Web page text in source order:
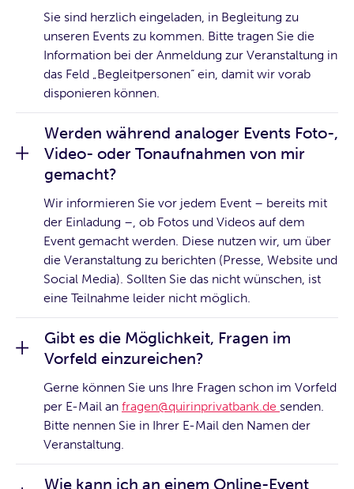
Sie sind herzlich eingeladen, in Begleitung zu
unseren Events zu kommen. Bitte tragen Sie die
Information bei der Anmeldung zur Veranstaltung in
das Feld „Begleitpersonen“ ein, damit wir vorab
disponieren können.
Werden während analoger Events Foto-,
Video- oder Tonaufnahmen von mir
gemacht?
Wir informieren Sie vor jedem Event – bereits mit
der Einladung –, ob Fotos und Videos auf dem
Event gemacht werden. Diese nutzen wir, um über
die Veranstaltung zu berichten (Presse, Website und
Social Media). Sollten Sie das nicht wünschen, ist
eine Teilnahme leider nicht möglich.
Gibt es die Möglichkeit, Fragen im
Vorfeld einzureichen?
Gerne können Sie uns Ihre Fragen schon im Vorfeld
per E-Mail an fragen@quirinprivatbank.de senden.
Bitte nennen Sie in Ihrer E-Mail den Namen der
Veranstaltung.
Wie kann ich an einem Online-Event